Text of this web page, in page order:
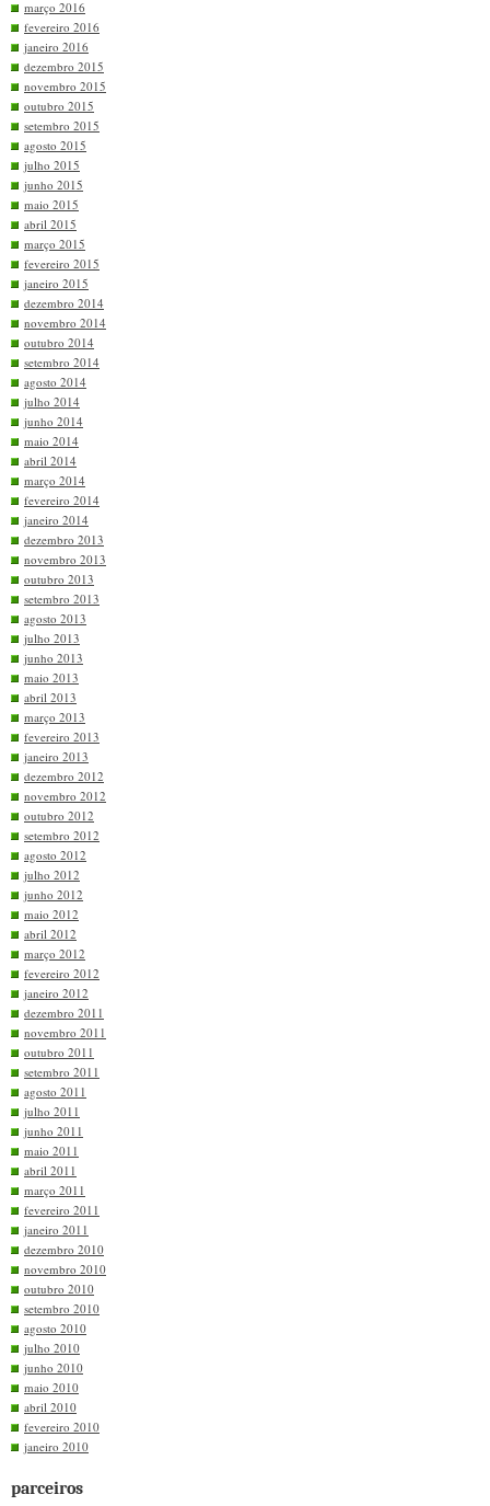
março 2016
fevereiro 2016
janeiro 2016
dezembro 2015
novembro 2015
outubro 2015
setembro 2015
agosto 2015
julho 2015
junho 2015
maio 2015
abril 2015
março 2015
fevereiro 2015
janeiro 2015
dezembro 2014
novembro 2014
outubro 2014
setembro 2014
agosto 2014
julho 2014
junho 2014
maio 2014
abril 2014
março 2014
fevereiro 2014
janeiro 2014
dezembro 2013
novembro 2013
outubro 2013
setembro 2013
agosto 2013
julho 2013
junho 2013
maio 2013
abril 2013
março 2013
fevereiro 2013
janeiro 2013
dezembro 2012
novembro 2012
outubro 2012
setembro 2012
agosto 2012
julho 2012
junho 2012
maio 2012
abril 2012
março 2012
fevereiro 2012
janeiro 2012
dezembro 2011
novembro 2011
outubro 2011
setembro 2011
agosto 2011
julho 2011
junho 2011
maio 2011
abril 2011
março 2011
fevereiro 2011
janeiro 2011
dezembro 2010
novembro 2010
outubro 2010
setembro 2010
agosto 2010
julho 2010
junho 2010
maio 2010
abril 2010
fevereiro 2010
janeiro 2010
parceiros